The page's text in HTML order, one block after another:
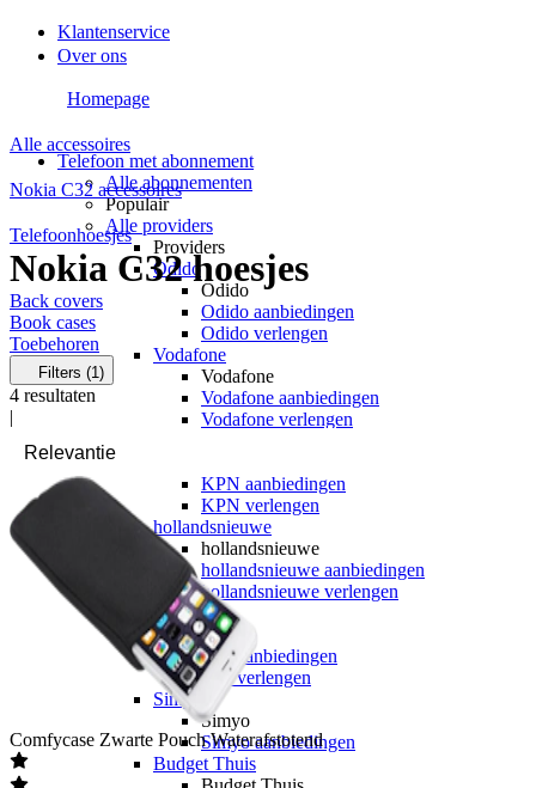
Klantenservice
Over ons
Telefoon met abonnement
Alle abonnementen
Populair
Alle providers
Providers
Odido
Odido
Odido aanbiedingen
Odido verlengen
Vodafone
Vodafone
Vodafone aanbiedingen
Vodafone verlengen
KPN aanbiedingen
KPN verlengen
hollandsnieuwe
hollandsnieuwe
hollandsnieuwe aanbiedingen
hollandsnieuwe verlengen
Ben
Ben
Ben aanbiedingen
Ben verlengen
Simyo
Simyo
Simyo aanbiedingen
Budget Thuis
Homepage
Alle accessoires
Nokia C32 accessoires
Telefoonhoesjes
Nokia C32 hoesjes
Back covers
Book cases
Toebehoren
Filters (1)
4 resultaten
|
Comfycase Zwarte Pouch Waterafstotend